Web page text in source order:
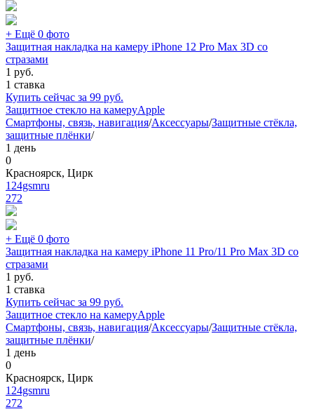
+ Ещё 0 фото
Защитная накладка на камеру iPhone 12 Pro Max 3D со
стразами
1 руб.
1 ставка
Купить сейчас за 99 руб.
Защитное стекло на камеруApple
Смартфоны, связь, навигация/Аксессуары/Защитные стёкла,
защитные плёнки/
1 день
0
Красноярск, Цирк
124gsmru
272
+ Ещё 0 фото
Защитная накладка на камеру iPhone 11 Pro/11 Pro Max 3D со
стразами
1 руб.
1 ставка
Купить сейчас за 99 руб.
Защитное стекло на камеруApple
Смартфоны, связь, навигация/Аксессуары/Защитные стёкла,
защитные плёнки/
1 день
0
Красноярск, Цирк
124gsmru
272